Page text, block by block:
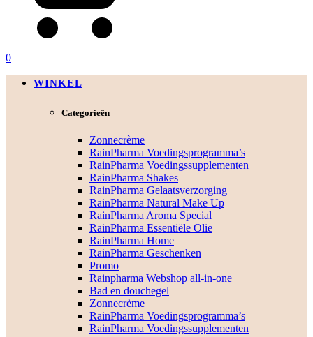
0
WINKEL
Categorieën
Zonnecrème
RainPharma Voedingsprogramma’s
RainPharma Voedingssupplementen
RainPharma Shakes
RainPharma Gelaatsverzorging
RainPharma Natural Make Up
RainPharma Aroma Special
RainPharma Essentiële Olie
RainPharma Home
RainPharma Geschenken
Promo
Rainpharma Webshop all-in-one
Bad en douchegel
Zonnecrème
RainPharma Voedingsprogramma’s
RainPharma Voedingssupplementen